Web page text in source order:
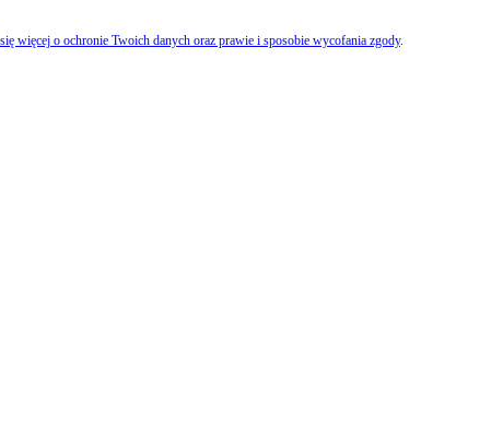
więcej o ochronie Twoich danych oraz prawie i sposobie wycofania zgody.